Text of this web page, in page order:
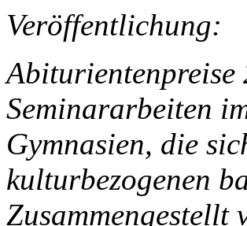
Veröffentlichung:
Abiturientenpreise
Seminararbeiten
Gymnasien, die
kulturbezogenen
Zusammengestellt